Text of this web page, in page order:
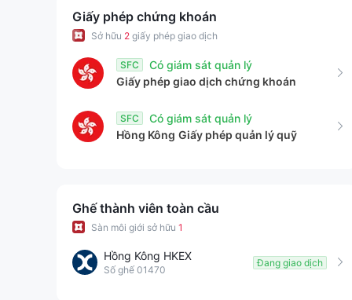
8
9
4
5
6
7
9
Giấy phép chứng khoán
Sở hữu 2 giấy phép giao dịch
SFC
Có giám sát quản lý
Giấy phép giao dịch chứng khoán
SFC
Có giám sát quản lý
Hồng Kông Giấy phép quản lý quỹ
Ghế thành viên toàn cầu
Sàn môi giới sở hữu 1
Hồng Kông HKEX
Số ghế 01470
Đang giao dịch